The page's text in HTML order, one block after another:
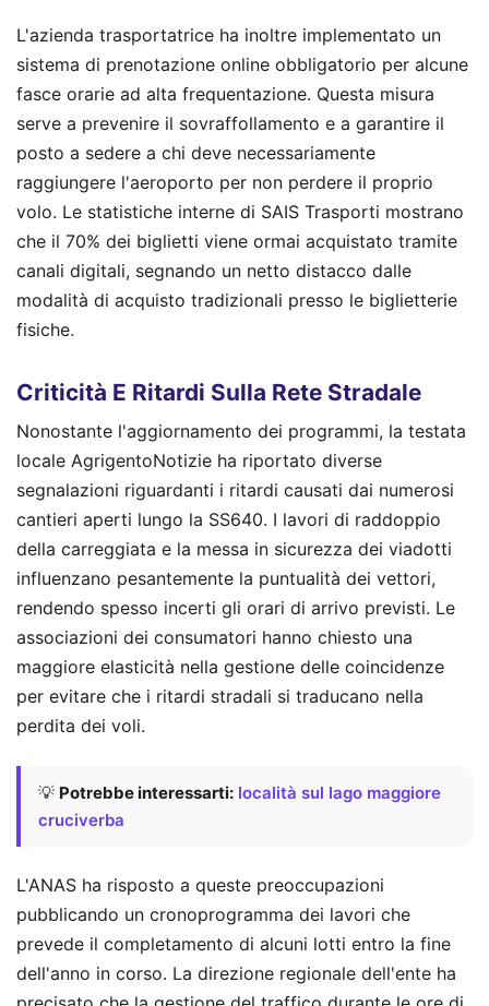
L'azienda trasportatrice ha inoltre implementato un
sistema di prenotazione online obbligatorio per alcune
fasce orarie ad alta frequentazione. Questa misura
serve a prevenire il sovraffollamento e a garantire il
posto a sedere a chi deve necessariamente
raggiungere l'aeroporto per non perdere il proprio
volo. Le statistiche interne di SAIS Trasporti mostrano
che il 70% dei biglietti viene ormai acquistato tramite
canali digitali, segnando un netto distacco dalle
modalità di acquisto tradizionali presso le biglietterie
fisiche.
Criticità E Ritardi Sulla Rete Stradale
Nonostante l'aggiornamento dei programmi, la testata
locale AgrigentoNotizie ha riportato diverse
segnalazioni riguardanti i ritardi causati dai numerosi
cantieri aperti lungo la SS640. I lavori di raddoppio
della carreggiata e la messa in sicurezza dei viadotti
influenzano pesantemente la puntualità dei vettori,
rendendo spesso incerti gli orari di arrivo previsti. Le
associazioni dei consumatori hanno chiesto una
maggiore elasticità nella gestione delle coincidenze
per evitare che i ritardi stradali si traducano nella
perdita dei voli.
💡 Potrebbe interessarti: località sul lago maggiore
cruciverba
L'ANAS ha risposto a queste preoccupazioni
pubblicando un cronoprogramma dei lavori che
prevede il completamento di alcuni lotti entro la fine
dell'anno in corso. La direzione regionale dell'ente ha